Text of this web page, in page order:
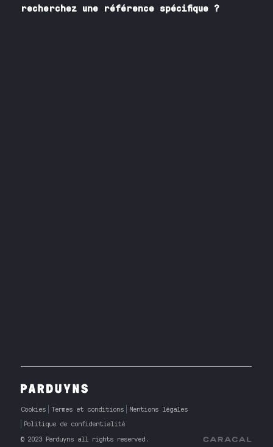
recherchez une référence spécifique ?
Cookies Termes et conditions
Mentions légales
Politique de confidentialité
© 2023 Parduyns all rights reserved.
Caracal Agency